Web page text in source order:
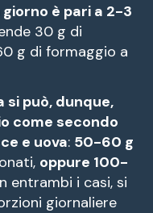
è pari a 2-3
30 g di
g di formaggio a
può, dunque,
come secondo
e uova: 50-60 g
oppure 100-
entrambi i casi, si
giornaliere